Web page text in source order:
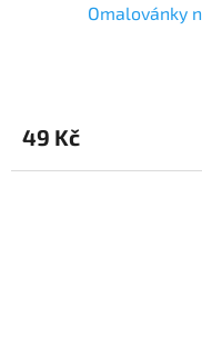
Omalovánky
49 Kč